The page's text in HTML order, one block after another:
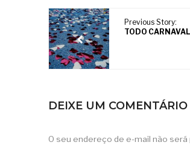
Previous Story:
TODO
DEIXE UM COMENTÁRIO
O seu endereço de e-mail não será